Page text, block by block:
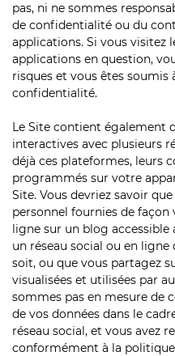
pas, ni ne sommes
de confidentialité ou du
applications. Si vous visitez
applications en question,
risques et vous êtes
confidentialité.
Le Site contient également
interactives avec plusieurs
déjà ces plateformes, leurs
programmés sur votre
Site. Vous devriez savoir
personnel fournies de
ligne sur un blog accessible
un réseau social ou en
soit, ou que vous partagez
visualisées et utilisées par
sommes pas en mesure de
de vos données dans le
réseau social, et vous avez
conformément à la